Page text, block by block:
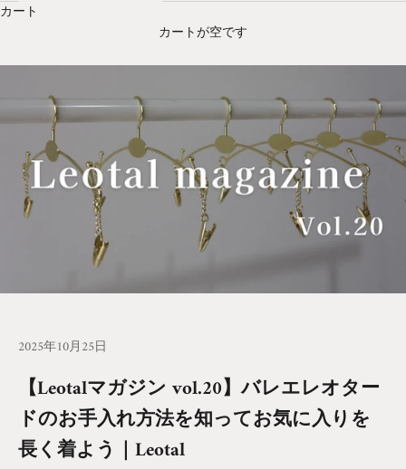
カート
カートが空です
2025年10月25日
【Leotalマガジン vol.20】バレエレオター
ドのお手入れ方法を知ってお気に入りを
長く着よう｜Leotal